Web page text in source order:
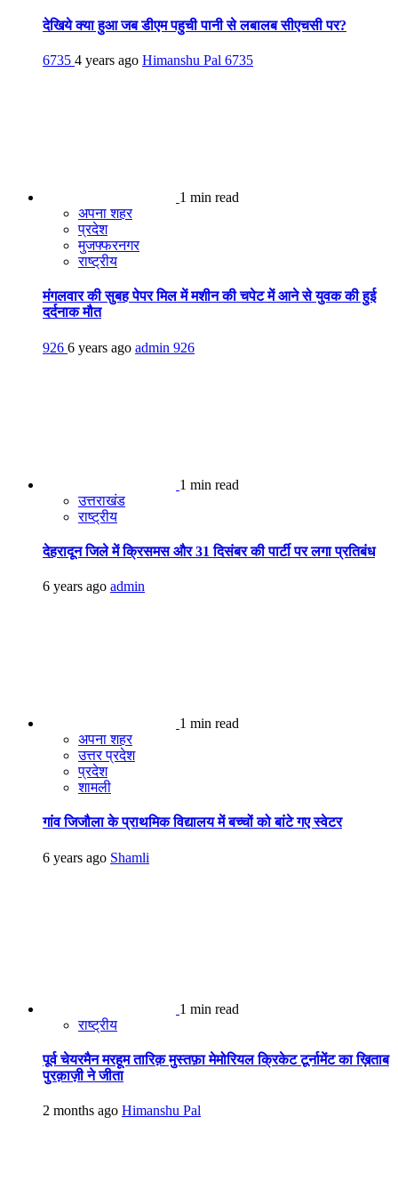
देखिये क्या हुआ जब डीएम पहुची पानी से लबालब सीएचसी पर?
6735 4 years ago Himanshu Pal 6735
1 min read
अपना शहर
प्रदेश
मुजफ्फरनगर
राष्ट्रीय
मंगलवार की सुबह पेपर मिल में मशीन की चपेट में आने से युवक की हुई
दर्दनाक मौत
926 6 years ago admin 926
1 min read
उत्तराखंड
राष्ट्रीय
देहरादून जिले में क्रिसमस और 31 दिसंबर की पार्टी पर लगा प्रतिबंध
6 years ago admin
1 min read
अपना शहर
उत्तर प्रदेश
प्रदेश
शामली
गांव जिजौला के प्राथमिक विद्यालय में बच्चों को बांटे गए स्वेटर
6 years ago Shamli
1 min read
राष्ट्रीय
पूर्व चेयरमैन मरहूम तारिक़ मुस्तफ़ा मेमोरियल क्रिकेट टूर्नामेंट का ख़िताब
पुरक़ाज़ी ने जीता
2 months ago Himanshu Pal